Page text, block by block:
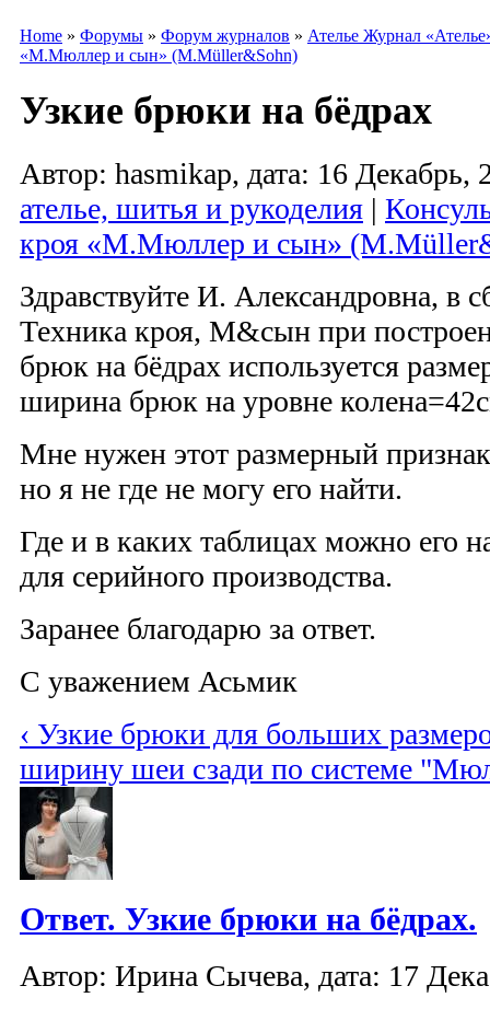
Home » Форумы » Форум журналов » Ателье Журнал
«М.Мюллер и сын» (M.Müller&Sohn)
Узкие брюки на бёдрах
Автор: hasmikap, дата: 16 Декабрь,
ателье, шитья и рукоделия |
кроя «М.Мюллер и сын»
Здравствуйте И. Александровна, в
Техника кроя, М&сын при
брюк на бёдрах используется
ширина брюк на уровне
Мне нужен этот размерный
но я не где не могу его найти.
Где и в каких таблицах можно его
для серийного производства.
Заранее благодарю за ответ.
С уважением Асьмик
‹ Узкие брюки для больших
ширину шеи сзади по системе
Ответ. Узкие брюки на бёдрах.
Автор: Ирина Сычева, дата: 17